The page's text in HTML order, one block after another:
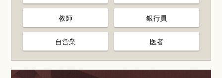
教師 銀行員
自営業 医者